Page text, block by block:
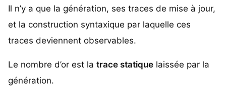
Il n’y a que la génération, ses traces de mise à jour,
et la construction syntaxique par laquelle ces
traces deviennent observables.
Le nombre d’or est la trace statique laissée par la
génération.